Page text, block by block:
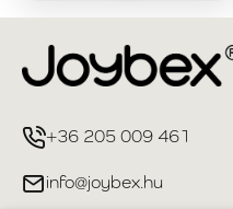
+36 205 009 461
info@joybex.hu